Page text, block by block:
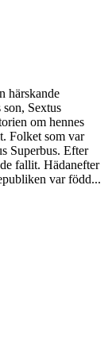
härskande
Sextus
om hennes
Folket som var
Superbus. Efter
fallit. Hädanefter
var född...